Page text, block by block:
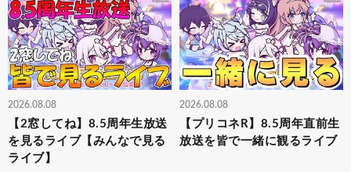
2026.08.08
【2窓してね】8.5周年生放送
を見るライブ【みんなで見る
ライブ】
2026.08.08
【プリコネR】8.5周年直前生
放送を皆で一緒に観るライブ